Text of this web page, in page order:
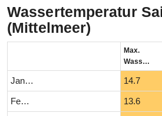
Wassertemperatur
(Mittelmeer)
Max.
Wassertemperatur (°C)
Januar 14.7
Februar 13.6